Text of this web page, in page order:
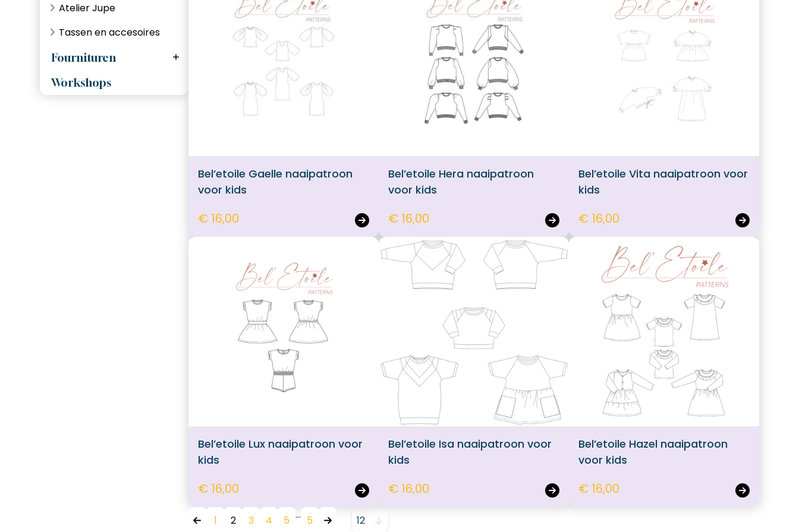
Atelier Jupe
Tassen en accesoires
Fournituren
Naaimachine naalden
Ritsen, deelbaar
Ritsen, niet deelbaar
Elastiek
Workshops
Bel’etoile Gaelle naaipatroon
voor kids
€ 16,00
Bel’etoile Hera naaipatroon
voor kids
€ 16,00
Bel’etoile Vita naaipatroon voor
kids
€ 16,00
Bel’etoile Lux naaipatroon voor
kids
€ 16,00
Bel’etoile Isa naaipatroon voor
kids
€ 16,00
Bel’etoile Hazel naaipatroon
voor kids
€ 16,00
1 2 3 4 5 5